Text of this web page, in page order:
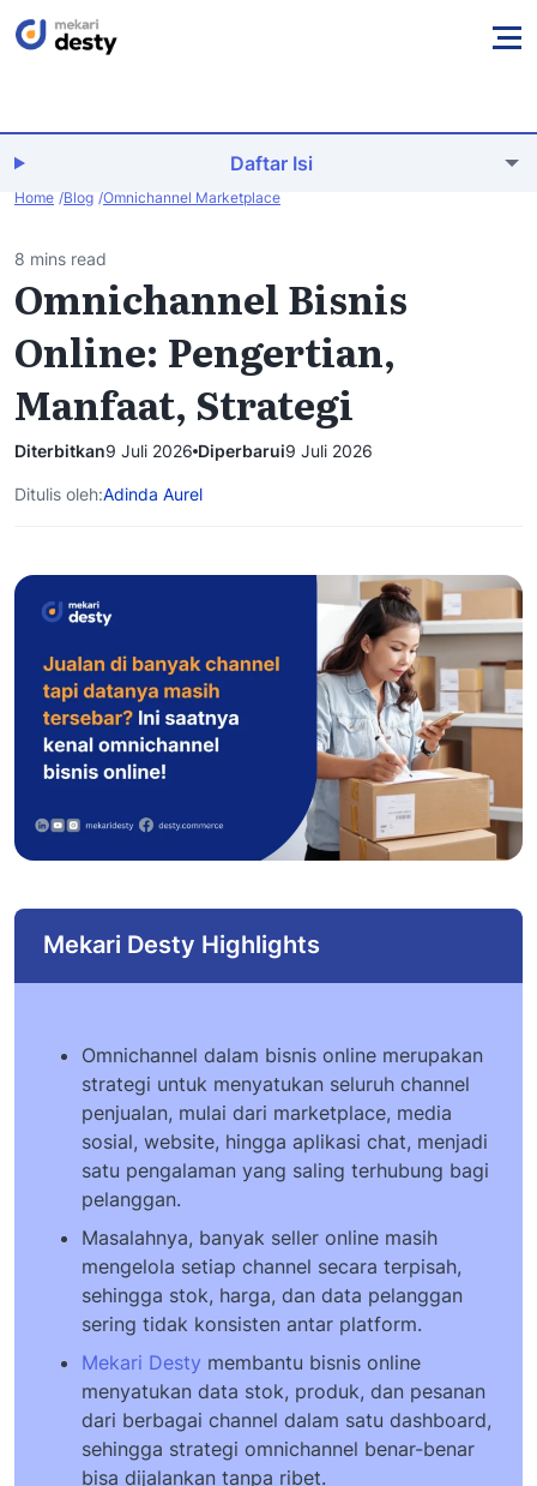
Daftar Isi
Home Blog Omnichannel Marketplace
8 mins read
Omnichannel Bisnis
Online: Pengertian,
Manfaat, Strategi
Diterbitkan9 Juli 2026 Diperbarui9 Juli 2026
Ditulis oleh:Adinda Aurel
Mekari Desty Highlights
Omnichannel dalam bisnis online merupakan
strategi untuk menyatukan seluruh channel
penjualan, mulai dari marketplace, media
sosial, website, hingga aplikasi chat, menjadi
satu pengalaman yang saling terhubung bagi
pelanggan.
Masalahnya, banyak seller online masih
mengelola setiap channel secara terpisah,
sehingga stok, harga, dan data pelanggan
sering tidak konsisten antar platform.
Mekari Desty membantu bisnis online
menyatukan data stok, produk, dan pesanan
dari berbagai channel dalam satu dashboard,
sehingga strategi omnichannel benar-benar
bisa dijalankan tanpa ribet.